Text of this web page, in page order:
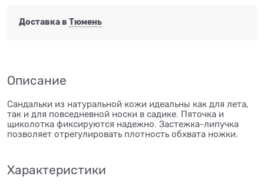
Доставка в Тюмень
Описание
Сандальки из натуральной кожи идеальны как для лета,
так и для повседневной носки в садике. Пяточка и
щиколотка фиксируются надежно. Застежка-липучка
позволяет отрегулировать плотность обхвата ножки.
Характеристики